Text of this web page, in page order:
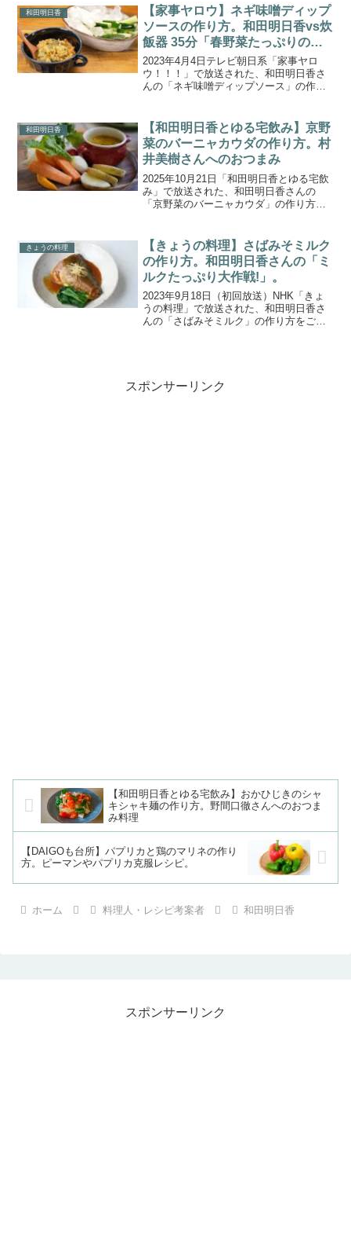
家 和田明日香さんが「和田明日香 直伝！
進化系“地味ご...
和田明日香
【家事ヤロウ】ネギ味噌ディップ
ソースの作り方。和田明日香vs炊
飯器 35分「春野菜たっぷりの簡
単おかず」
2023年4月4日テレビ朝日系「家事ヤロ
ウ！！！」で放送された、和田明日香さ
んの「ネギ味噌ディップソース」の作り
器の早炊き機能でご飯が炊けるまでの35
分の間に絶品おか...
和田明日香
【和田明日香とゆる宅飲み】京野
菜のバーニャカウダの作り方。村
井美樹さんへのおつまみ
2025年10月21日「和田明日香とゆる宅飲
み」で放送された、和田明日香さんの
「京野菜のバーニャカウダ」の作り方を
ん。村井さんに振舞うのは、シェフ直
伝！にんにくをあるもの...
きょうの料理
【きょうの料理】さばみそミルク
の作り方。和田明日香さんの「ミ
ルクたっぷり大作戦!」。
2023年9月18日（初回放送）NHK「きょ
うの料理」で放送された、和田明日香さ
んの「さばみそミルク」の作り方をご紹
スポンサーリンク
【和田明日香とゆる宅飲み】おかひじきのシャ
キシャキ麺の作り方。野間口徹さんへのおつま
み料理
【DAIGOも台所】パプリカと鶏のマリネの作り
方。ピーマンやパプリカ克服レシピ。
ホーム 料理人・レシピ考案者 和田明日香
スポンサーリンク